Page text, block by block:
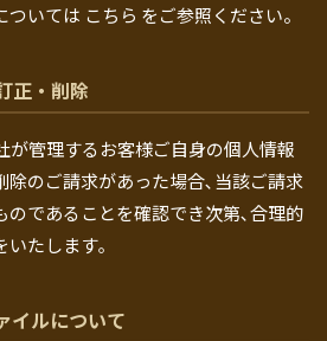
ついては こちら をご参照ください。
正・削除
が管理するお客様ご自身の個人情報
除のご請求があった場合､当該ご請求
のであることを確認でき次第､合理的
いたします｡
イルについて